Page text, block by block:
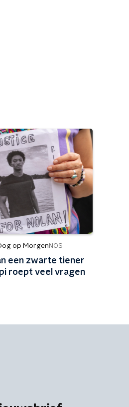
op Morgen NOS
een zwarte tiener
roept veel vragen